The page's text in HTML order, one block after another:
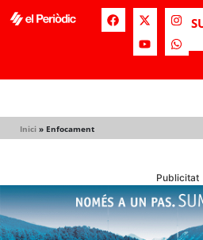
Inici » Enfocament
Publicitat